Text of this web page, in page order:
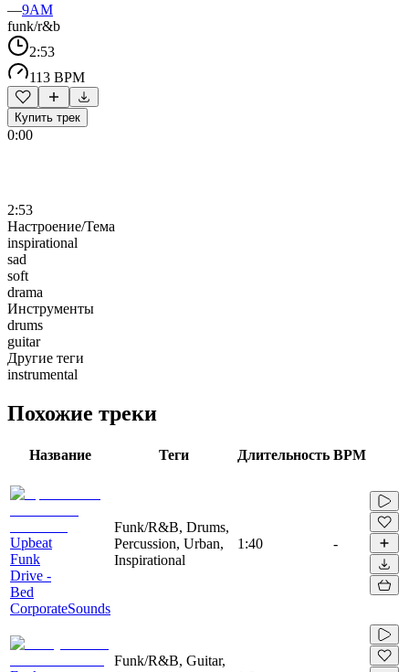
—9AM
funk/r&b
2:53
113 BPM
Купить трек
0:00
2:53
Настроение/Тема
inspirational
sad
soft
drama
Инструменты
drums
guitar
Другие теги
instrumental
Похожие треки
Название Теги Длительность BPM
Upbeat
Funk
Drive -
Bed
CorporateSounds
Funk/R&B, Drums,
Percussion, Urban,
Inspirational
1:40 -
Funk/R&B, Guitar,